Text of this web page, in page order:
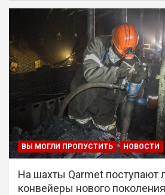
ВЫ МОГЛИ ПРОПУСТИТЬ НОВОСТИ
На шахты Qarmet поступают
конвейеры нового поколения